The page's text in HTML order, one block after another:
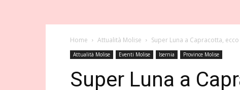
Home Attualità Molise Super Luna a Capracotta,
Attualità Molise Eventi Molise Isernia Province Molise
Super Luna a